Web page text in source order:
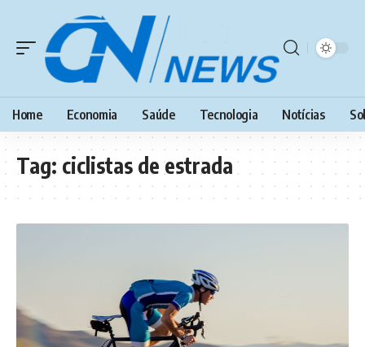
Home Economia Saúde Tecnologia Notícias
Tag: ciclistas de estrada